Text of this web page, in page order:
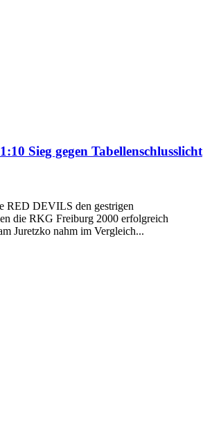
Sieg gegen Tabellenschlusslicht
RED DEVILS den gestrigen
die RKG Freiburg 2000 erfolgreich
Juretzko nahm im Vergleich...